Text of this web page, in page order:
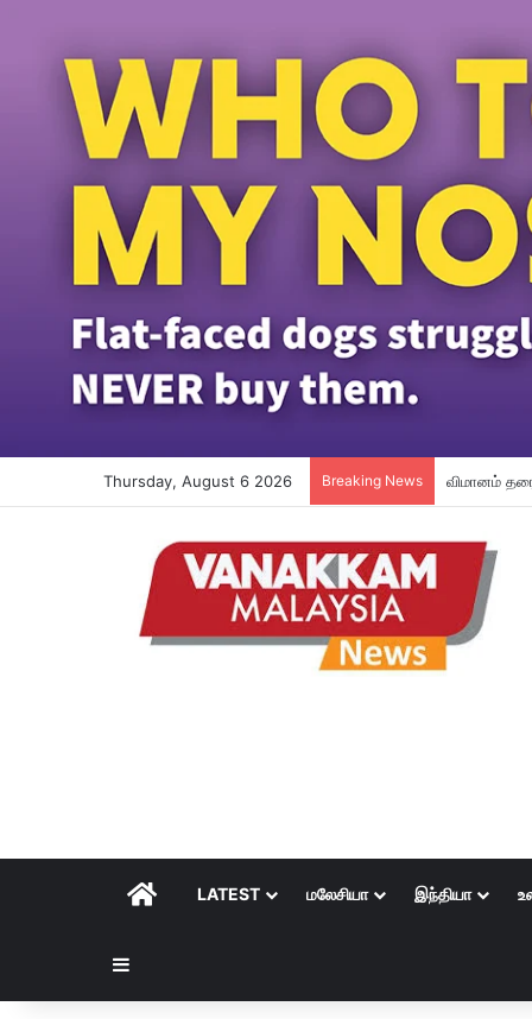
Thursday, August 6 2026 Breaking News விமானம்
HOMELATEST மலேசியா இந்தியா